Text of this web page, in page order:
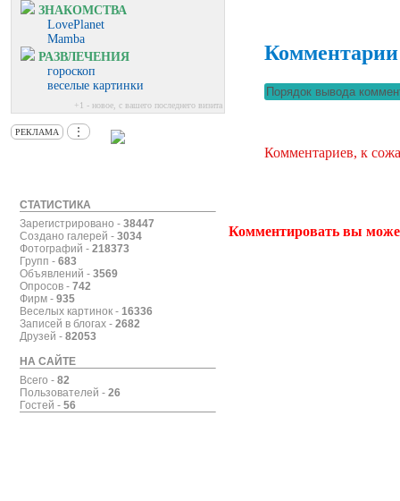
ЗНАКОМСТВА
LovePlanet
Mamba
РАЗВЛЕЧЕНИЯ
гороскоп
веселые картинки
+1 - новое, с вашего последнего визита
РЕКЛАМА ⋮
СТАТИСТИКА
Зарегистрировано - 38447
Создано галерей - 3034
Фотографий - 218373
Групп - 683
Объявлений - 3569
Опросов - 742
Фирм - 935
Веселых картинок - 16336
Записей в блогах - 2682
Друзей - 82053
НА САЙТЕ
Всего - 82
Пользователей - 26
Гостей - 56
Комментарии
Комментариев, к
Комментировать вы